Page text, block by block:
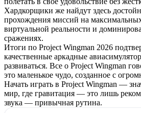
Хардкорщики же найдут здесь
прохождения миссий на
виртуальной реальности и
сражениях.
Итоги по Project Wingman 2026
качественные аркадные
развиваться. Все о Project Wingman
это маленькое чудо, созданное с
Начать играть в Project Wingman —
мир, где гравитация — это лишь
звука — привычная рутина.